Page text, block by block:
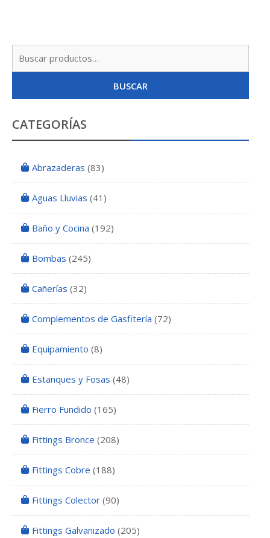
BUSCAR
CATEGORÍAS
Abrazaderas (83)
Aguas Lluvias (41)
Baño y Cocina (192)
Bombas (245)
Cañerías (32)
Complementos de Gasfitería (72)
Equipamiento (8)
Estanques y Fosas (48)
Fierro Fundido (165)
Fittings Bronce (208)
Fittings Cobre (188)
Fittings Colector (90)
Fittings Galvanizado (205)